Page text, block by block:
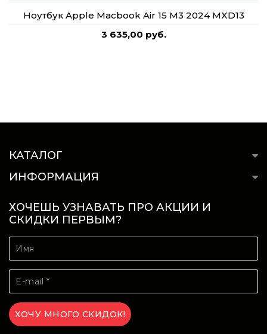
Ноутбук Apple Macbook Air 15 M3 2024 MXD13
3 635,00 руб.
КАТАЛОГ
ИНФОРМАЦИЯ
ХОЧЕШЬ УЗНАВАТЬ ПРО АКЦИИ И
СКИДКИ ПЕРВЫМ?